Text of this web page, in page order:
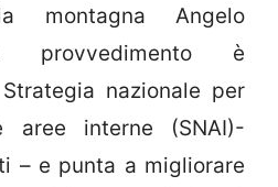
montagna Angelo
provvedimento è
nazionale per
aree interne (SNAI)-
– e punta a migliorare